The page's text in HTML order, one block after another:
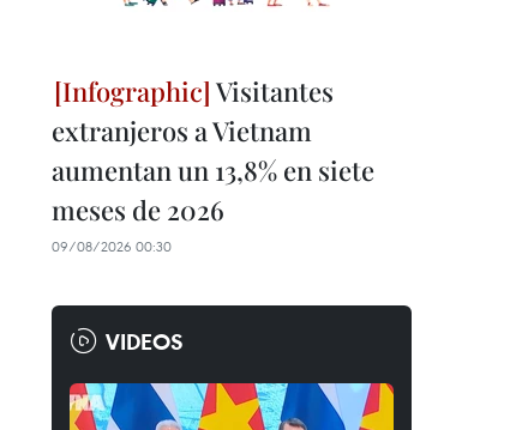
Visitantes
extranjeros a Vietnam
aumentan un 13,8% en siete
meses de 2026
09/08/2026 00:30
VIDEOS